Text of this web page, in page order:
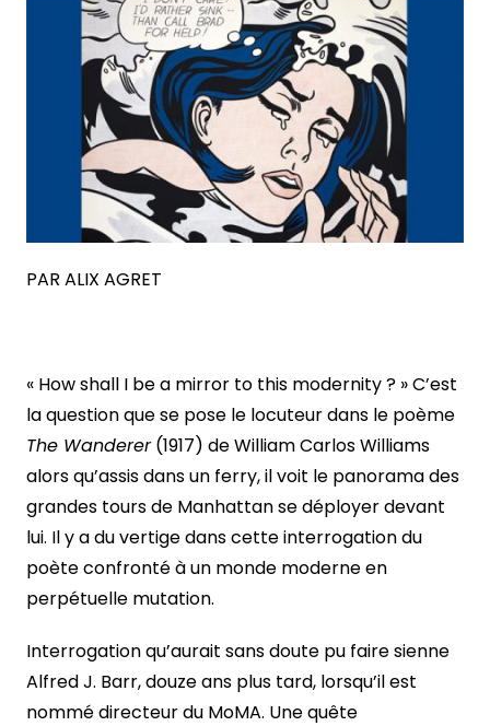
PAR ALIX AGRET
« How shall I be a mirror to this modernity ? » C’est
la question que se pose le locuteur dans le poème
The Wanderer(1917) de William Carlos Williams
alors qu’assis dans un ferry, il voit le panorama des
grandes tours de Manhattan se déployer devant
lui. Il y a du vertige dans cette interrogation du
poète confronté à un monde moderne en
perpétuelle mutation.
Interrogation qu’aurait sans doute pu faire sienne
Alfred J. Barr, douze ans plus tard, lorsqu’il est
nommé directeur du MoMA. Une quête